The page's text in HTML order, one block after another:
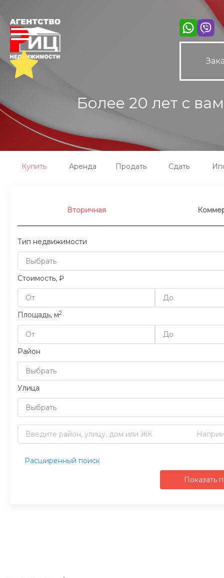
Более 20 лет с
Купить Аренда Продать Сдать
Вторичная
Тип недвижимости
Выбрать
Стоимость, ₽
Площадь, м2
Район
Выбрать
Улица
Выбрать
Расширенный поиск
Показать